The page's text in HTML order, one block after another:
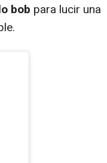
bob para lucir una